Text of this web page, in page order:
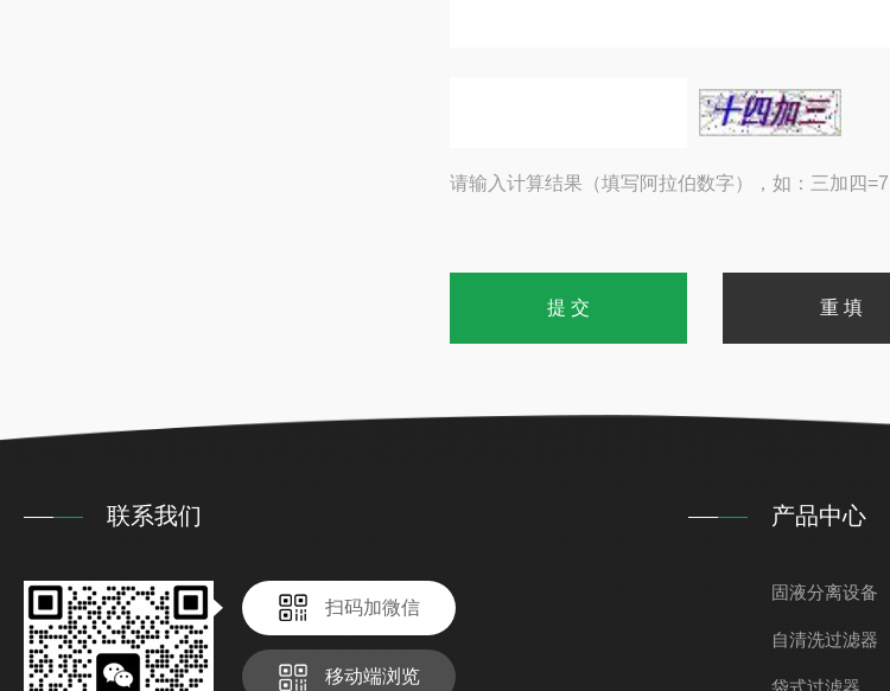
请输入计算结果（填写阿拉伯数字），如：三加四=7
联系我们
扫码加微信
移动端浏览
产品中心
固液分离设备
自清洗过滤器
袋式过滤器